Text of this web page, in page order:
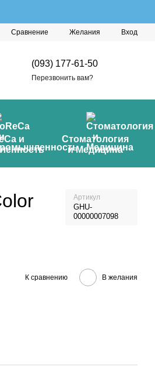
Сравнение Желания Вход
(093) 177-61-50
Перезвонить вам?
и
Стоматология
и Медицина
Артикул
GHU-
00000007098
К сравнению В желания